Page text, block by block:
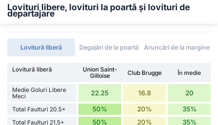
Lovituri libere, lovituri la poartă și lovituri de
departajare
Lovitură liberă Degajări de la poartă Aruncări de la margine
Lovitură liberă
Union Saint-
Gilloise
Club Brugge În medie
Medie Goluri Libere
Meci
22.25 16.8 20
Total Faulturi 20.5+ 50% 20% 35%
Total Faulturi 21.5+ 50% 20% 35%